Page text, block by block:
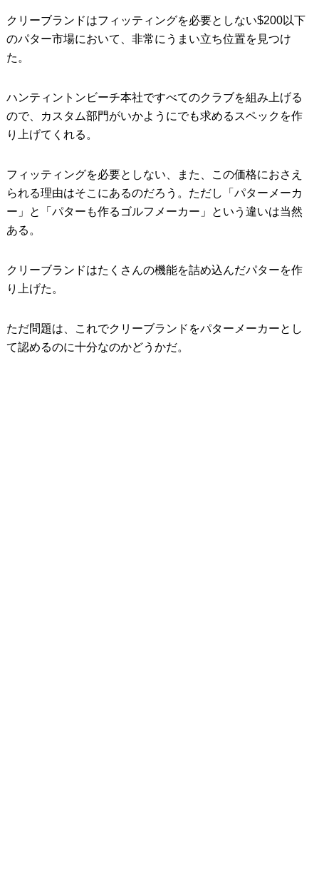
クリーブランドはフィッティングを必要としない$200以下
のパター市場において、非常にうまい立ち位置を見つけ
た。
ハンティントンビーチ本社ですべてのクラブを組み上げる
ので、カスタム部門がいかようにでも求めるスペックを作
り上げてくれる。
フィッティングを必要としない、また、この価格におさえ
られる理由はそこにあるのだろう。ただし「パターメーカ
ー」と「パターも作るゴルフメーカー」という違いは当然
ある。
クリーブランドはたくさんの機能を詰め込んだパターを作
り上げた。
ただ問題は、これでクリーブランドをパターメーカーとし
て認めるのに十分なのかどうかだ。